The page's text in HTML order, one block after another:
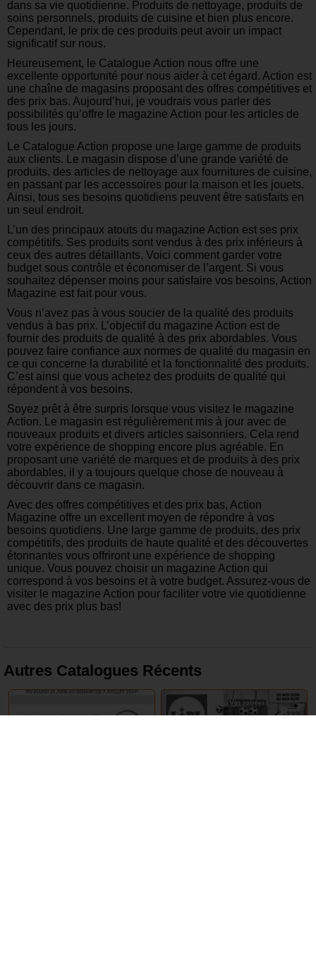
dans sa vie quotidienne. Produits de nettoyage, produits de
soins personnels, produits de cuisine et bien plus encore.
Cependant, le prix de ces produits peut avoir un impact
significatif sur nous.
Heureusement, le Catalogue Action nous offre une
excellente opportunité pour nous aider à cet égard. Action est
une chaîne de magasins proposant des offres compétitives et
des prix bas. Aujourd’hui, je voudrais vous parler des
possibilités qu’offre le magazine Action pour les articles de
tous les jours.
Le Catalogue Action propose une large gamme de produits
aux clients. Le magasin dispose d’une grande variété de
produits, des articles de nettoyage aux fournitures de cuisine,
en passant par les accessoires pour la maison et les jouets.
Ainsi, tous ses besoins quotidiens peuvent être satisfaits en
un seul endroit.
L’un des principaux atouts du magazine Action est ses prix
compétitifs. Ses produits sont vendus à des prix inférieurs à
ceux des autres détaillants. Voici comment garder votre
budget sous contrôle et économiser de l’argent. Si vous
souhaitez dépenser moins pour satisfaire vos besoins, Action
Magazine est fait pour vous.
Vous n’avez pas à vous soucier de la qualité des produits
vendus à bas prix. L’objectif du magazine Action est de
fournir des produits de qualité à des prix abordables. Vous
pouvez faire confiance aux normes de qualité du magasin en
ce qui concerne la durabilité et la fonctionnalité des produits.
C’est ainsi que vous achetez des produits de qualité qui
répondent à vos besoins.
Soyez prêt à être surpris lorsque vous visitez le magazine
Action. Le magasin est régulièrement mis à jour avec de
nouveaux produits et divers articles saisonniers. Cela rend
votre expérience de shopping encore plus agréable. En
proposant une variété de marques et de produits à des prix
abordables, il y a toujours quelque chose de nouveau à
découvrir dans ce magasin.
Avec des offres compétitives et des prix bas, Action
Magazine offre un excellent moyen de répondre à vos
besoins quotidiens. Une large gamme de produits, des prix
compétitifs, des produits de haute qualité et des découvertes
étonnantes vous offriront une expérience de shopping
unique. Vous pouvez choisir un magazine Action qui
correspond à vos besoins et à votre budget. Assurez-vous de
visiter le magazine Action pour faciliter votre vie quotidienne
avec des prix plus bas!
Autres Catalogues Récents